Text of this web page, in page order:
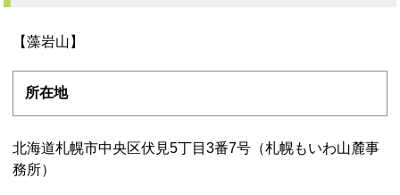
【藻岩山】
所在地
北海道札幌市中央区伏見5丁目3番7号（札幌もいわ山麓事
務所）